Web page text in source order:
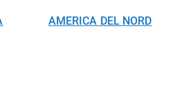
AMERICA DEL NORD